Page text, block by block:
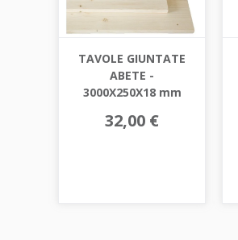
TAVOLE GIUNTATE
ABETE -
3000X250X18 mm
32,00 €